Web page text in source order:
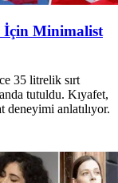
İçin Minimalist
35 litrelik sırt
tutuldu. Kıyafet,
anlatılıyor.